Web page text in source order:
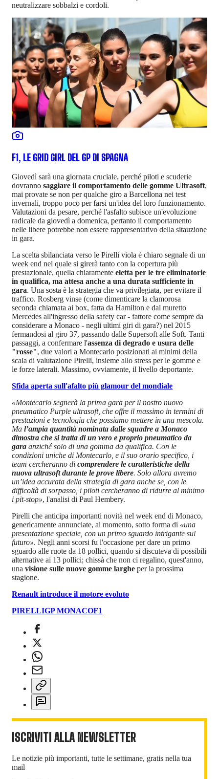
neutralizzare sobbalzi e cordoli.
F1, LE GRID GIRL DEL GP DI SPAGNA
Giovedì sarà una giornata cruciale, perché piloti e scuderie
dovranno saggiare il comportamento delle gomme Ultrasoft,
mai provate se non per qualche giro a Barcellona nei test
invernali, troppo poco per farsi un'idea del loro funzionamento.
Valutazioni da pesare, perché l'asfalto subisce un'evoluzione
radicale da giovedì a domenica, pertanto il comportamento
nelle libere potrebbe non essere rappresentativo della sitauzione
in gara.
La scelta sbilanciata verso le Pirelli viola è chiaro segnale di un
week end nel quale si girerà tanto con la copertura più
prestazionale, quella chiaramente eletta per le tre eliminatorie
in qualifica, ma attesa anche a una durata sufficiente in
gara. Una sosta è la strategia che va privilegiata, per evitare il
traffico. Rosberg vinse (come dimenticare la clamorosa
seconda chiamata ai box, fatta da Hamilton e dal muretto
Mercedes all'ingresso della safety car - fattore come sempre da
considerare a Monaco - negli ultimi giri di gara?) nel 2015
fermandosi al giro 37, passando dalle Supersoft alle Soft. Tanti
passaggi, a confermare l'assenza di degrado e usura delle
"rosse", due valori a Montecarlo posizionati ai minimi della
scala di valutazione Pirelli, insieme allo stress per le gomme e
le forze laterali. Massimo, ovviamente, il livello deportante.
Sfida aperta sull'afalto più glamour del mondiale
«Montecarlo segnerà la prima gara per il nostro nuovo
pneumatico Purple ultrasoft, che offre il massimo in termini di
prestazioni e tecnologia che possiamo mettere in una mescola.
Ma l’ampia quantità nominata dalle squadre a Monaco
dimostra che si tratta di un vero e proprio pneumatico da
gara anziché solo di una gomma da qualifica. Con le
condizioni uniche di Montecarlo, e il suo orario specifico, i
team cercheranno di comprendere le caratteristiche della
nuova ultrasoft durante le prove libere. Solo allora avremo
un’idea accurata della strategia di gara anche se, con le
difficoltà di sorpasso, i piloti cercheranno di ridurre al minimo
i pit-stop», l'analisi di Paul Hembery.
Pirelli che anticipa importanti novità nel week end di Monaco,
genericamente annunciate, al momento, sotto forma di «una
presentazione speciale, con un primo sguardo intrigante sul
futuro». Negli anni scorsi fu l'occasione per dare un primo
sguardo alle ruote da 18 pollici, quando si discuteva di possibili
alternative ai 13 pollici; chissà che non ci regalino, quest'anno,
una visione sulle nuove gomme larghe per la prossima
stagione.
Renault introduce il motore evoluto
PIRELLIGP MONACOF1
ISCRIVITI ALLA NEWSLETTER
Le notizie più importanti, tutte le settimane, gratis nella tua
mail